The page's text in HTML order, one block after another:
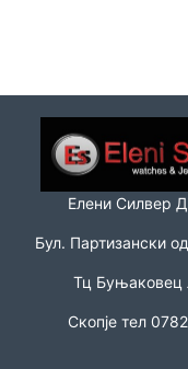
Елени Силвер
Бул. Партизански
Тц Буњаковец
Скопје тел